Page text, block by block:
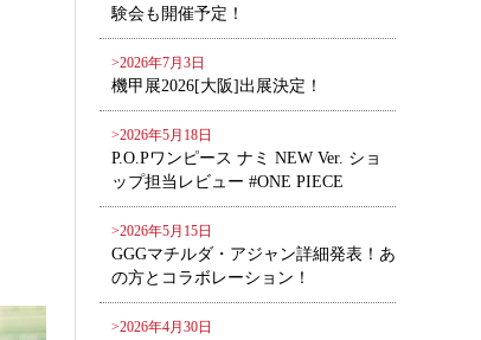
験会も開催予定！
>2026年7月3日
機甲展2026[大阪]出展決定！
>2026年5月18日
P.O.Pワンピース ナミ NEW Ver. ショ
ップ担当レビュー #ONE PIECE
>2026年5月15日
GGGマチルダ・アジャン詳細発表！あ
の方とコラボレーション！
>2026年4月30日